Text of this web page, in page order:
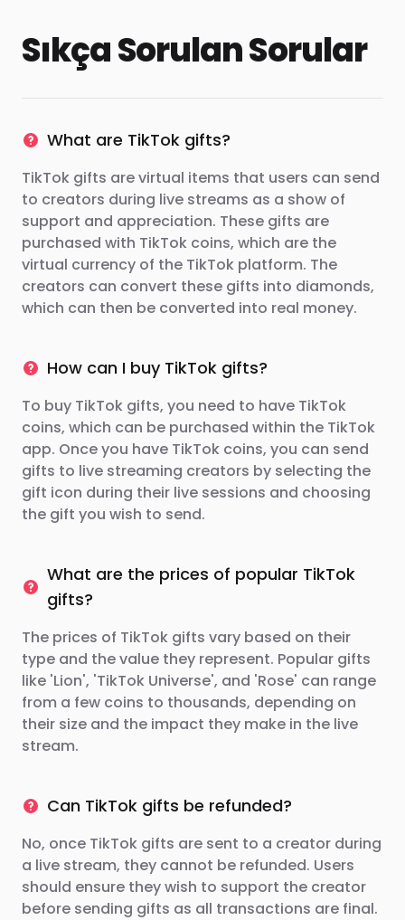
Sıkça Sorulan Sorular
What are TikTok gifts?
TikTok gifts are virtual items that users can send
to creators during live streams as a show of
support and appreciation. These gifts are
purchased with TikTok coins, which are the
virtual currency of the TikTok platform. The
creators can convert these gifts into diamonds,
which can then be converted into real money.
How can I buy TikTok gifts?
To buy TikTok gifts, you need to have TikTok
coins, which can be purchased within the TikTok
app. Once you have TikTok coins, you can send
gifts to live streaming creators by selecting the
gift icon during their live sessions and choosing
the gift you wish to send.
What are the prices of popular TikTok
gifts?
The prices of TikTok gifts vary based on their
type and the value they represent. Popular gifts
like 'Lion', 'TikTok Universe', and 'Rose' can range
from a few coins to thousands, depending on
their size and the impact they make in the live
stream.
Can TikTok gifts be refunded?
No, once TikTok gifts are sent to a creator during
a live stream, they cannot be refunded. Users
should ensure they wish to support the creator
before sending gifts as all transactions are final.